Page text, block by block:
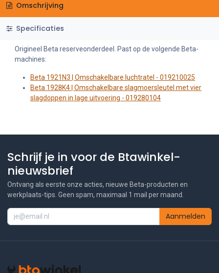
Omschrijving
Specificaties
Origineel Beta reserveonderdeel. Past op de volgende Beta-
machines:
Beta 1921N3 | Omschakelbare luchtratel - 019210025
Beta 1928K4 | Omschakelbare slagmoersleutel met vier
slagdoppen in lage uitvoering - 019280104
Schrijf je in voor de Btawinkel-
nieuwsbrief
Ontvang als eerste onze acties, nieuwe Beta-producten en
werkplaats-tips. Geen spam, maximaal 1 mail per maand.
Aanmelden